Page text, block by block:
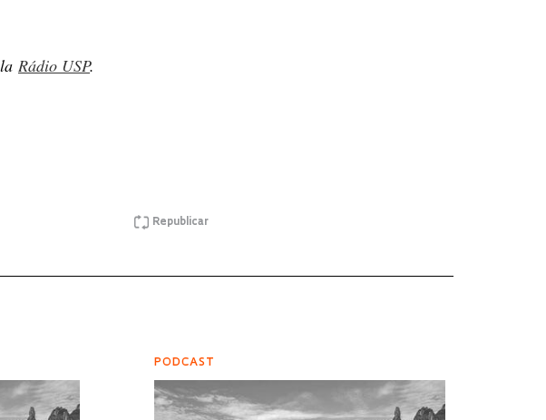
Rádio USP.
Republicar